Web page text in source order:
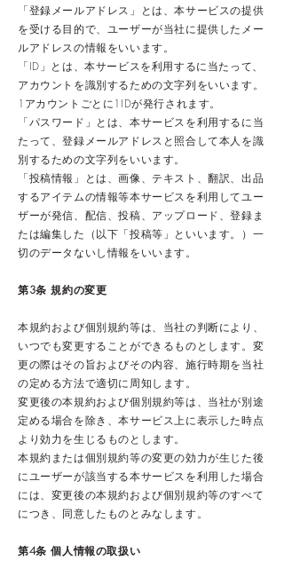
「登録メールアドレス」とは、本サービスの提供
を受ける目的で、ユーザーが当社に提供したメー
ルアドレスの情報をいいます。
「ID」とは、本サービスを利用するに当たって、
アカウントを識別するための文字列をいいます。
1アカウントごとに1IDが発行されます。
「パスワード」とは、本サービスを利用するに当
たって、登録メールアドレスと照合して本人を識
別するための文字列をいいます。
「投稿情報」とは、画像、テキスト、翻訳、出品
するアイテムの情報等本サービスを利用してユー
ザーが発信、配信、投稿、アップロード、登録ま
たは編集した（以下「投稿等」といいます。）一
切のデータないし情報をいいます。
第3条 規約の変更
本規約および個別規約等は、当社の判断により、
いつでも変更することができるものとします。変
更の際はその旨およびその内容、施行時期を当社
の定める方法で適切に周知します。
変更後の本規約および個別規約等は、当社が別途
定める場合を除き、本サービス上に表示した時点
より効力を生じるものとします。
本規約または個別規約等の変更の効力が生じた後
にユーザーが該当する本サービスを利用した場合
には、変更後の本規約および個別規約等のすべて
につき、同意したものとみなします。
第4条 個人情報の取扱い